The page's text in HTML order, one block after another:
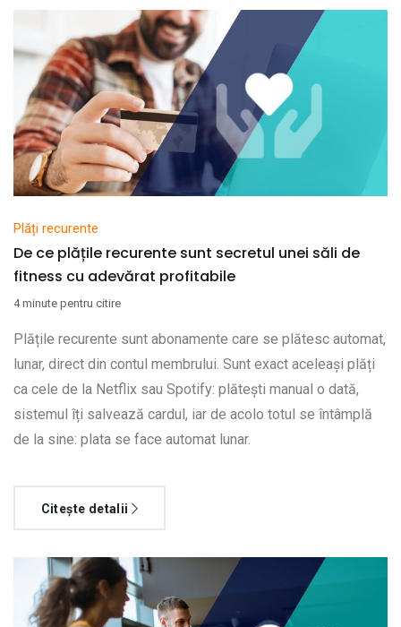
Plăți recurente
De ce plățile recurente sunt secretul unei săli de
fitness cu adevărat profitabile
4 minute pentru citire
Plățile recurente sunt abonamente care se plătesc automat,
lunar, direct din contul membrului. Sunt exact aceleași plăți
ca cele de la Netflix sau Spotify: plătești manual o dată,
sistemul îți salvează cardul, iar de acolo totul se întâmplă
de la sine: plata se face automat lunar.
Citește detalii